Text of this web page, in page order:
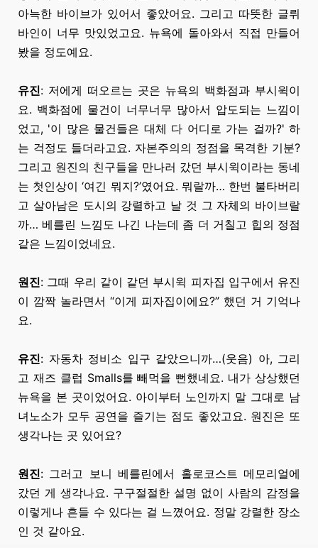
아늑한 바이브가 있어서 좋았어요. 그리고 따뜻한 글뤼
바인이 너무 맛있었고요. 뉴욕에 돌아와서 직접 만들어
봤을 정도예요.
유진: 저에게 떠오르는 곳은 뉴욕의 백화점과 부시윅이
요. 백화점에 물건이 너무너무 많아서 압도되는 느낌이
었고, '이 많은 물건들은 대체 다 어디로 가는 걸까?' 하
는 걱정도 들더라고요. 자본주의의 정점을 목격한 기분?
그리고 원진의 친구들을 만나러 갔던 부시윅이라는 동네
는 첫인상이 ‘여긴 뭐지?’였어요. 뭐랄까… 한번 불타버리
고 살아남은 도시의 강렬하고 날 것 그 자체의 바이브랄
까… 베를린 느낌도 나긴 나는데 좀 더 거칠고 힙의 정점
같은 느낌이었네요.
원진: 그때 우리 같이 같던 부시윅 피자집 입구에서 유진
이 깜짝 놀라면서 “이게 피자집이에요?” 했던 거 기억나
요.
유진: 자동차 정비소 입구 같았으니까…(웃음) 아, 그리
고 재즈 클럽 Smalls를 빼먹을 뻔했네요. 내가 상상했던
뉴욕을 본 곳이었어요. 아이부터 노인까지 말 그대로 남
녀노소가 모두 공연을 즐기는 점도 좋았고요. 원진은 또
생각나는 곳 있어요?
원진: 그러고 보니 베를린에서 홀로코스트 메모리얼에
갔던 게 생각나요. 구구절절한 설명 없이 사람의 감정을
이렇게나 흔들 수 있다는 걸 느꼈어요. 정말 강렬한 장소
인 것 같아요.